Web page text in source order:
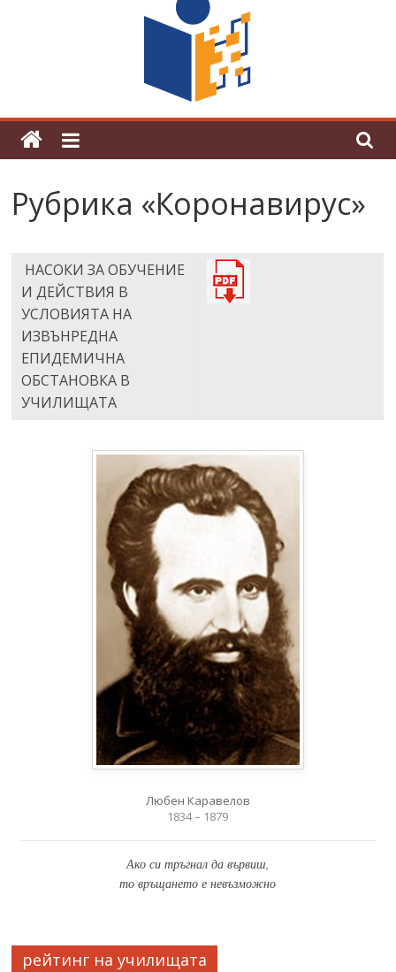
поредна награда от конкурс на
център за развитие на човешките
ресурси (ЦРЧР)
Рубрика «Коронавирус»
НАСОКИ ЗА ОБУЧЕНИЕ
И ДЕЙСТВИЯ В
УСЛОВИЯТА НА
ИЗВЪНРЕДНА
ЕПИДЕМИЧНА
ОБСТАНОВКА В
УЧИЛИЩАТА
Любен Каравелов
1834 – 1879
Ако си тръгнал да вървиш,
то връщането е невъзможно
рейтинг на училищата